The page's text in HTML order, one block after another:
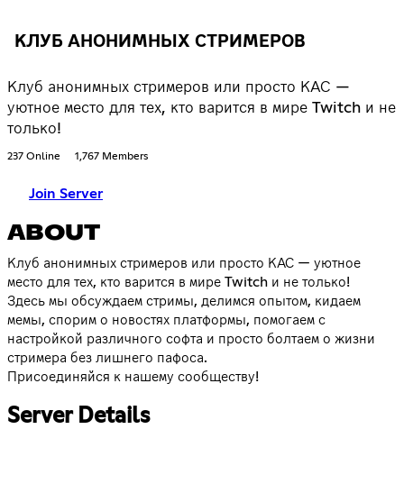
КЛУБ АНОНИМНЫХ СТРИМЕРОВ
Клуб анонимных стримеров или просто КАС —
уютное место для тех, кто варится в мире Twitch и не
только!
237 Online 1,767 Members
Join Server
ABOUT
Клуб анонимных стримеров или просто КАС — уютное
место для тех, кто варится в мире Twitch и не только!
Здесь мы обсуждаем стримы, делимся опытом, кидаем
мемы, спорим о новостях платформы, помогаем с
настройкой различного софта и просто болтаем о жизни
стримера без лишнего пафоса.
Присоединяйся к нашему сообществу!
Server Details